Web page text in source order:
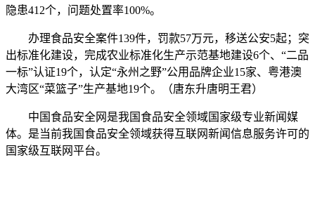
隐患412个，问题处置率100%。
办理食品安全案件139件，罚款57万元，移送公安5起；突
出标准化建设，完成农业标准化生产示范基地建设6个、“二品
一标”认证19个，认定“永州之野”公用品牌企业15家、粤港澳
大湾区“菜篮子”生产基地19个。（唐东升唐明王君）
中国食品安全网是我国食品安全领域国家级专业新闻媒
体。是当前我国食品安全领域获得互联网新闻信息服务许可的
国家级互联网平台。